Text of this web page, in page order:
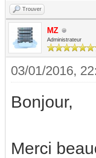
Trouver
MZ
Administrateur
03/01/2016,
Bonjour,
Merci